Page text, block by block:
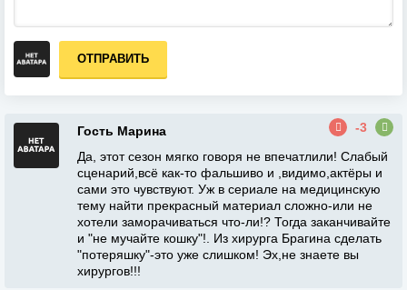
ОТПРАВИТЬ
Гость Марина
-3
Да, этот сезон мягко говоря не впечатлили! Слабый
сценарий,всё как-то фальшиво и ,видимо,актёры и
сами это чувствуют. Уж в сериале на медицинскую
тему найти прекрасный материал сложно-или не
хотели заморачиваться что-ли!? Тогда заканчивайте
и "не мучайте кошку"!. Из хирурга Брагина сделать
"потеряшку"-это уже слишком! Эх,не знаете вы
хирургов!!!